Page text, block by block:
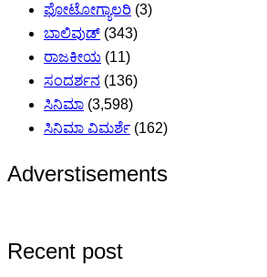
ಫೋಟೋಗ್ಯಾಲರಿ (3)
ಬಾಲಿವುಡ್ (343)
ರಾಜಕೀಯ (11)
ಸಂದರ್ಶನ (136)
ಸಿನಿಮಾ (3,598)
ಸಿನಿಮಾ ವಿಮರ್ಶೆ (162)
Adverstisements
Recent post